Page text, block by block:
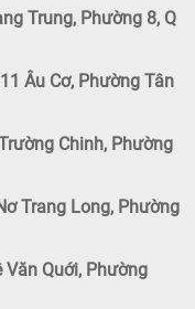
Trung, Phường 8, Q
Âu Cơ, Phường Tân
Chinh, Phường
Trang Long, Phường
Văn Quới, Phường